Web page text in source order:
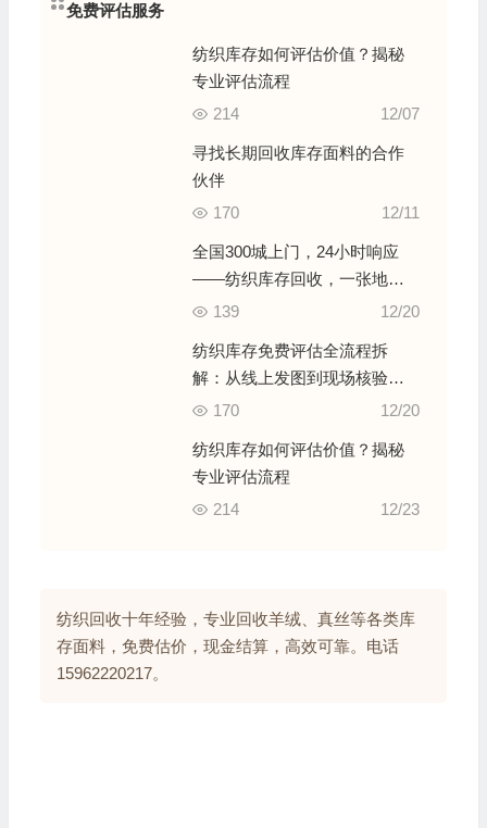
免费评估服务
纺织库存如何评估价值？揭秘
专业评估流程
12/07
214
寻找长期回收库存面料的合作
伙伴
12/11
170
全国300城上门，24小时响应
——纺织库存回收，一张地图
讲清我们的服务版图
12/20
139
纺织库存免费评估全流程拆
解：从线上发图到现场核验，
十年行家一步步教您避坑变现
12/20
170
纺织库存如何评估价值？揭秘
专业评估流程
12/23
214
纺织回收十年经验，专业回收羊绒、真丝等各类库
存面料，免费估价，现金结算，高效可靠。电话
15962220217。